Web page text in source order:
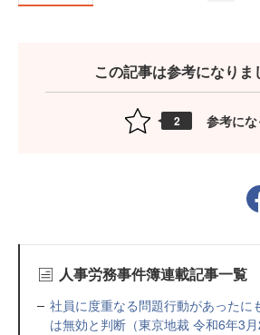
この記事は参考になりま
2 参考に
人事労務事件簿連載記事一覧
社員に度重なる問題行動があったに
は無効と判断（東京地裁 令和6年3